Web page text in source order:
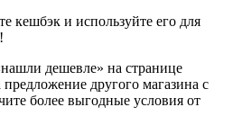
кешбэк и используйте его для
дешевле» на странице
другого магазина с
более выгодные условия от